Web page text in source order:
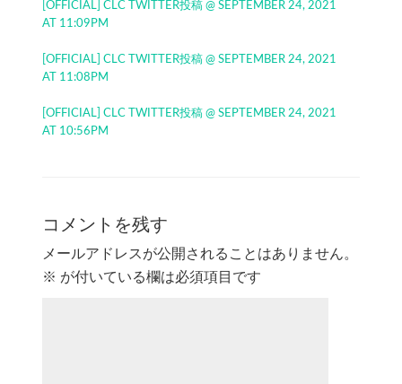
[OFFICIAL] CLC TWITTER投稿 @ SEPTEMBER 24, 2021
AT 11:09PM
[OFFICIAL] CLC TWITTER投稿 @ SEPTEMBER 24, 2021
AT 11:08PM
[OFFICIAL] CLC TWITTER投稿 @ SEPTEMBER 24, 2021
AT 10:56PM
コメントを残す
メールアドレスが公開されることはありません。
※ が付いている欄は必須項目です